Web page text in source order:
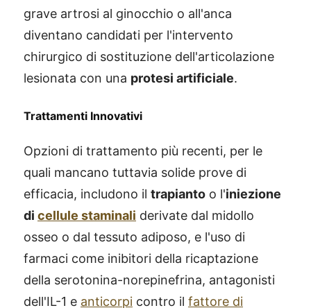
grave artrosi al ginocchio o all'anca
diventano candidati per l'intervento
chirurgico di sostituzione dell'articolazione
lesionata con una protesi artificiale.
Trattamenti Innovativi
Opzioni di trattamento più recenti, per le
quali mancano tuttavia solide prove di
efficacia, includono il trapianto o l'iniezione
di cellule staminali derivate dal midollo
osseo o dal tessuto adiposo, e l'uso di
farmaci come inibitori della ricaptazione
della serotonina-norepinefrina, antagonisti
dell'IL-1 e anticorpi contro il fattore di